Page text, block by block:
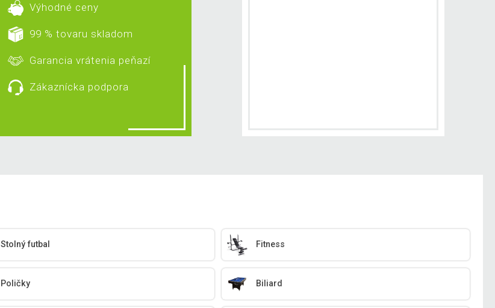
Výhodné ceny
99 % tovaru skladom
Garancia vrátenia peňazí
Zákaznícka podpora
Stolný futbal Fitness
Poličky Biliard